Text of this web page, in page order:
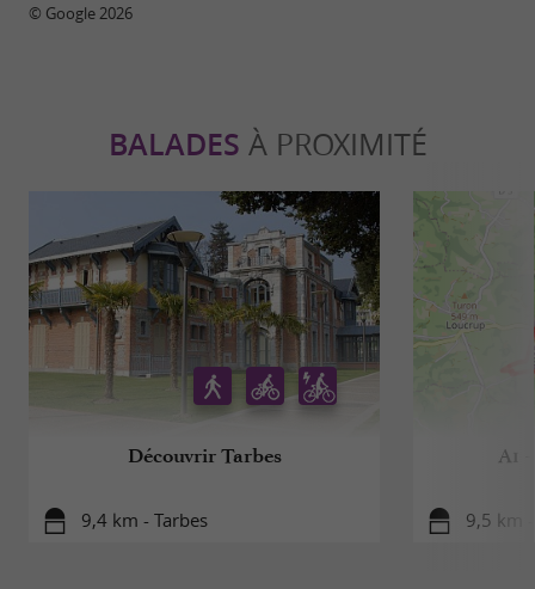
© Google 2026
BALADES À PROXIMITÉ
Découvrir Tarbes
9,4 km - Tarbes
A1
9,5 km